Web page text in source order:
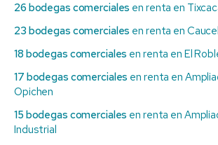
26 bodegas comerciales en renta en
23 bodegas comerciales en renta en Caucel
18 bodegas comerciales en renta en El
17 bodegas comerciales en renta en
Opichen
15 bodegas comerciales en renta en
Industrial